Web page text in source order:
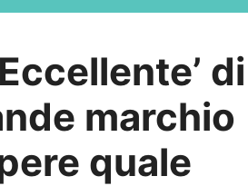
di
marchio
quale